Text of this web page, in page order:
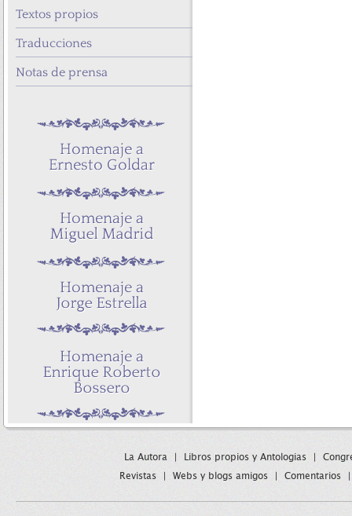
Textos propios
Traducciones
Notas de prensa
La Autora Libros propios y Antologias
Revistas
Webs y blogs amigos Comentarios